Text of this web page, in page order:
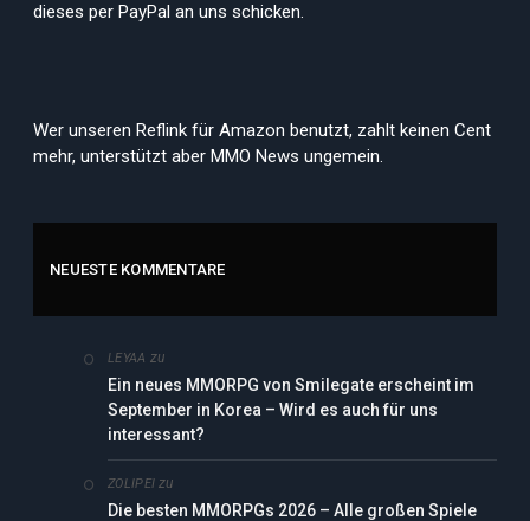
dieses per PayPal an uns schicken.
Wer unseren Reflink für Amazon benutzt, zahlt keinen Cent
mehr, unterstützt aber MMO News ungemein.
NEUESTE KOMMENTARE
LEYAA zu
Ein neues MMORPG von Smilegate erscheint im
September in Korea – Wird es auch für uns
interessant?
ZOLIPEI zu
Die besten MMORPGs 2026 – Alle großen Spiele